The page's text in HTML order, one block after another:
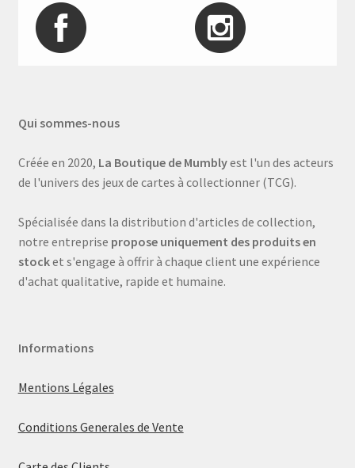
Qui sommes-nous
Créée en 2020, La Boutique de Mumblyest l'un des acteurs
de l'univers des jeux de cartes à collectionner (TCG).
Spécialisée dans la distribution d'articles de collection,
notre entreprise propose uniquement des produits en
stocket s'engage à offrir à chaque client une expérience
d'achat qualitative, rapide et humaine.
Informations
Mentions Légales
Conditions Generales de Vente